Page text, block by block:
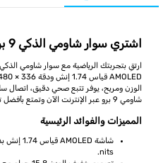
اشتري سوار شاومي الذكي 9 برو – أسود
الوزن ومريح، يوفر تتبع صحي دقيق،
شاومي 9 برو عبر الإنترنت الآن وتمتع بأفضل تجربة لسوار ذكي بشاشة AMOLED.
المميزات والفوائد الرئيسية
nits.